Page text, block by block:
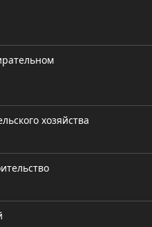
хозяйства